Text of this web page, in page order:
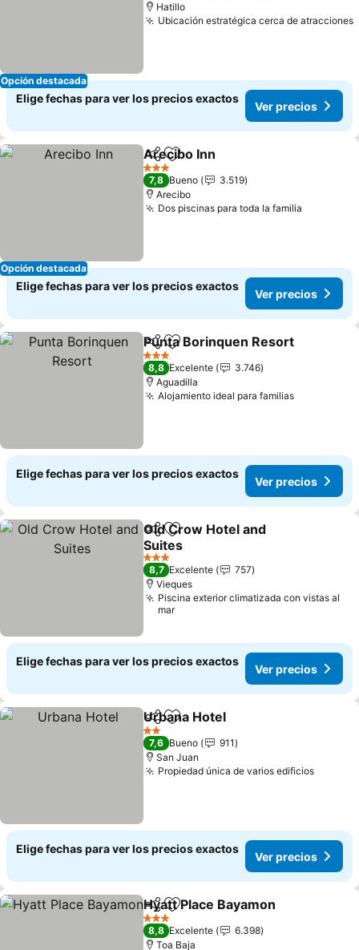
Opción destacada
Hatillo
Ubicación estratégica cerca de atracciones
Elige fechas para ver los precios exactos
Ver precios
Opción destacada
CompartirAgregar a favoritos
Arecibo Inn
3 Estrellas
7,8 Bueno
3.519
Arecibo
Dos piscinas para toda la familia
Elige fechas para ver los precios exactos
Ver precios
CompartirAgregar a favoritos
Punta Borinquen Resort
3 Estrellas
8,8 Excelente
3.746
Aguadilla
Alojamiento ideal para familiasVer
Elige fechas para ver los precios exactos
Ver precios
CompartirAgregar a favoritos
Old Crow Hotel and
Suites
Ver precios
3 Estrellas
8,7 Excelente
757
Vieques
Piscina exterior climatizada con vistas al
mar
Elige fechas para ver los precios exactos
Ver precios
CompartirAgregar a favoritos
Urbana Hotel
2 Estrellas
7,6 Bueno
911
San Juan
Propiedad única de varios edificiosVer
Elige fechas para ver los precios exactos
Ver precios
CompartirAgregar a favoritos
Hyatt Place Bayamon
3 Estrellas
8,8 Excelente
6.398
Toa Baja